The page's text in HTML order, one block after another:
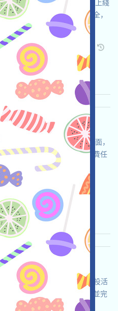
贖回代幣的項目，正在進行預上綫
費參與，自行儘調並確保安全，
获得更多！
ETH/ERC/EVM
02
3.0 查阅详情
语言：
塊鏈房地產項目，打开活动页面，
全，注冊並登入，完成各項免費任
邀请
收录时间:
2.5 查阅详情
型Layer1，現在正在進行空投活
自行儘調並確保安全，登入並完
取QE，邀请获得更多！